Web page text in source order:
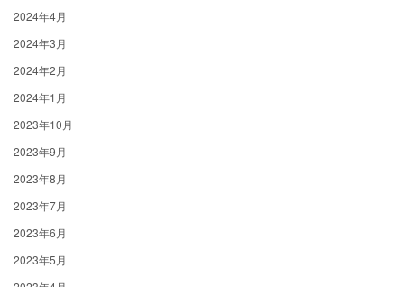
2024年4月
2024年3月
2024年2月
2024年1月
2023年10月
2023年9月
2023年8月
2023年7月
2023年6月
2023年5月